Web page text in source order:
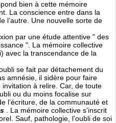
bien à cette mémoire
La conscience entre dans la
l’autre. Une nouvelle sorte de
par une étude attentive " des
". La mémoire collective
avec la transcendance de la
se fait par détachement du
amnésie, il sidère pour faire
invitation à relire. Car, de toute
ou du moins focalise sur
l’écriture, de la communauté et
. La mémoire collective s’inscrit
Sauf, pathologie, l’oubli de soi